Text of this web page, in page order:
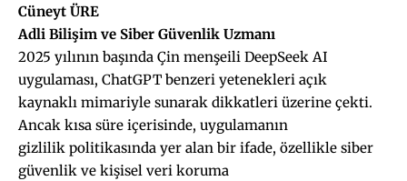
Cüneyt ÜRE
Adli Bilişim ve Siber Güvenlik Uzmanı
2025 yılının başında Çin menşeili DeepSeek AI
uygulaması, ChatGPT benzeri yetenekleri açık
kaynaklı mimariyle sunarak dikkatleri üzerine çekti.
Ancak kısa süre içerisinde, uygulamanın
gizlilik politikasında yer alan bir ifade, özellikle siber
güvenlik ve kişisel veri koruma